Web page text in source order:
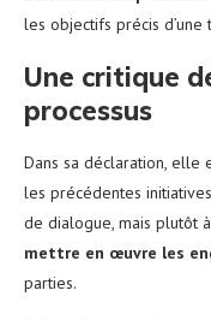
les objectifs précis
Une critique
processus
Dans sa déclaration,
les précédentes
de dialogue, mais plutôt à
mettre en œuvre les
parties.